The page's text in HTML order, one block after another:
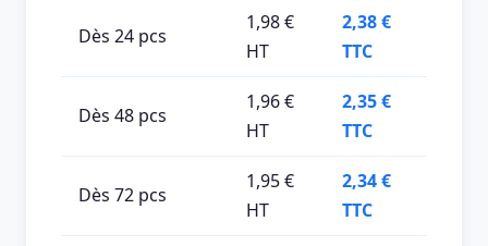
Dès 24 pcs
1,98 €
HT
2,38 €
TTC
Dès 48 pcs
1,96 €
HT
2,35 €
TTC
Dès 72 pcs
1,95 €
HT
2,34 €
TTC